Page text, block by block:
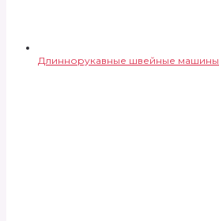
Длиннорукавные швейные машины